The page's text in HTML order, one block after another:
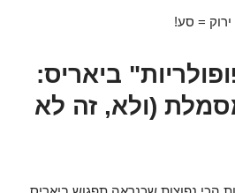
= סע!
ביאריס:
(ולא, זה לא